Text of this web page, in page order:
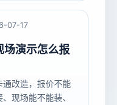
07-17
场演示怎么报
通改造，报价不能
现场能不能装、